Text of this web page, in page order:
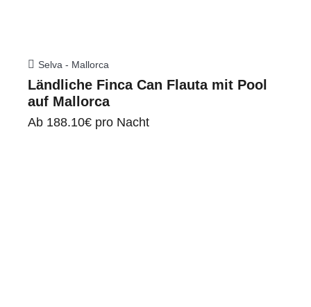
Selva - Mallorca
Ländliche Finca Can Flauta mit Pool
auf Mallorca
Ab 188.10€ pro Nacht